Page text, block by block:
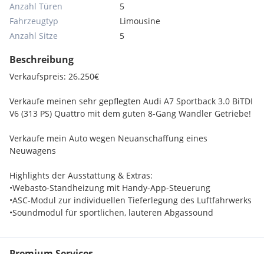
Anzahl Türen
5
Fahrzeugtyp
Limousine
Anzahl Sitze
5
Beschreibung
Verkaufspreis: 26.250€
Verkaufe meinen sehr gepflegten Audi A7 Sportback 3.0 BiTDI
V6 (313 PS) Quattro mit dem guten 8-Gang Wandler Getriebe!
Verkaufe mein Auto wegen Neuanschaffung eines
Neuwagens
Highlights der Ausstattung & Extras:
•Webasto-Standheizung mit Handy-App-Steuerung
•ASC-Modul zur individuellen Tieferlegung des Luftfahrwerks
•Soundmodul für sportlichen, lauteren Abgassound
•Vollleder-Ausstattung mit Sitzheizung vorne
•Elektrisch verstellbare Sportsitze mit Memory-Funktion